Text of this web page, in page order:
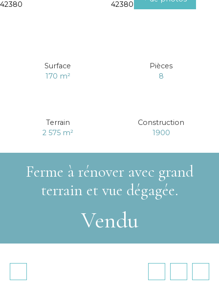
Surface
170 m²
Pièces
8
Terrain
2 575 m²
Construction
1900
Ferme à rénover avec grand
terrain et vue dégagée.
Vendu